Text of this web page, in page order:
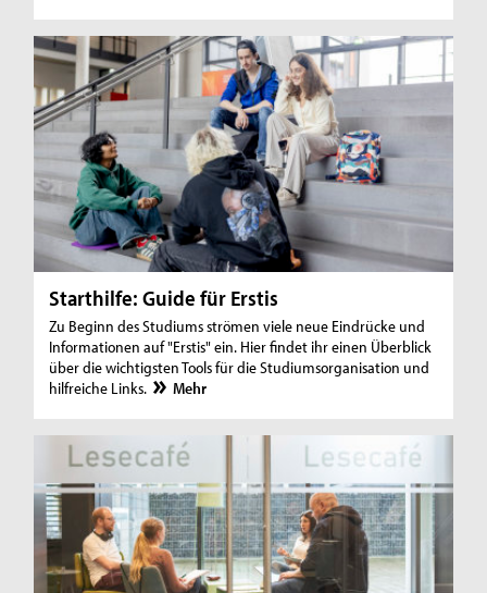
Starthilfe: Guide für Erstis
Zu Beginn des Studiums strömen viele neue Eindrücke und
Informationen auf "Erstis" ein. Hier findet ihr einen Überblick
über die wichtigsten Tools für die Studiumsorganisation und
hilfreiche Links.
Mehr